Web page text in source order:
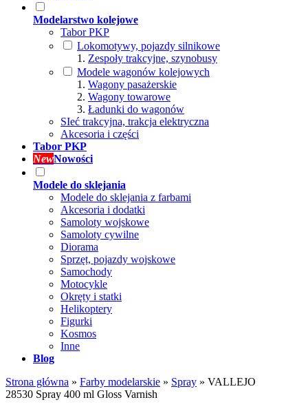
Modelarstwo kolejowe
Tabor PKP
Lokomotywy, pojazdy silnikowe
Zespoły trakcyjne, szynobusy
Modele wagonów kolejowych
Wagony pasażerskie
Wagony towarowe
Ładunki do wagonów
SIeć trakcyjna, trakcja elektryczna
Akcesoria i części
Tabor PKP
NewNowości
Modele do sklejania
Modele do sklejania z farbami
Akcesoria i dodatki
Samoloty wojskowe
Samoloty cywilne
Diorama
Sprzęt, pojazdy wojskowe
Samochody
Motocykle
Okręty i statki
Helikoptery
Figurki
Kosmos
Inne
Blog
Strona główna » Farby modelarskie » Spray » VALLEJO
28530 Spray 400 ml Gloss Varnish